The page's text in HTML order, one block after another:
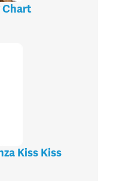
Chart
Kiss Kiss